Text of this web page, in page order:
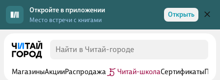
Откройте в приложении
Место встречи с книгами
Открыть
МагазиныАкцииРаспродажа Читай-школаСертификаты